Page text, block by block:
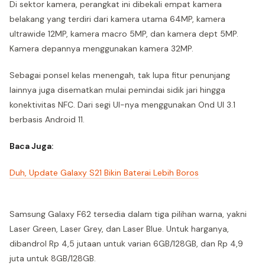
Di sektor kamera, perangkat ini dibekali empat kamera
belakang yang terdiri dari kamera utama 64MP, kamera
ultrawide 12MP, kamera macro 5MP, dan kamera dept 5MP.
Kamera depannya menggunakan kamera 32MP.
Sebagai ponsel kelas menengah, tak lupa fitur penunjang
lainnya juga disematkan mulai pemindai sidik jari hingga
konektivitas NFC. Dari segi UI-nya menggunakan Ond UI 3.1
berbasis Android 11.
Baca Juga:
Duh, Update Galaxy S21 Bikin Baterai Lebih Boros
Samsung Galaxy F62 tersedia dalam tiga pilihan warna, yakni
Laser Green, Laser Grey, dan Laser Blue. Untuk harganya,
dibandrol Rp 4,5 jutaan untuk varian 6GB/128GB, dan Rp 4,9
juta untuk 8GB/128GB.